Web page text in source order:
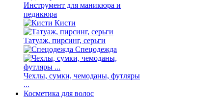
Инструмент для маникюра и
педикюра
Кисти
Татуаж, пирсинг, серьги
Спецодежда
Чехлы, сумки, чемоданы, футляры
...
Косметика для волос